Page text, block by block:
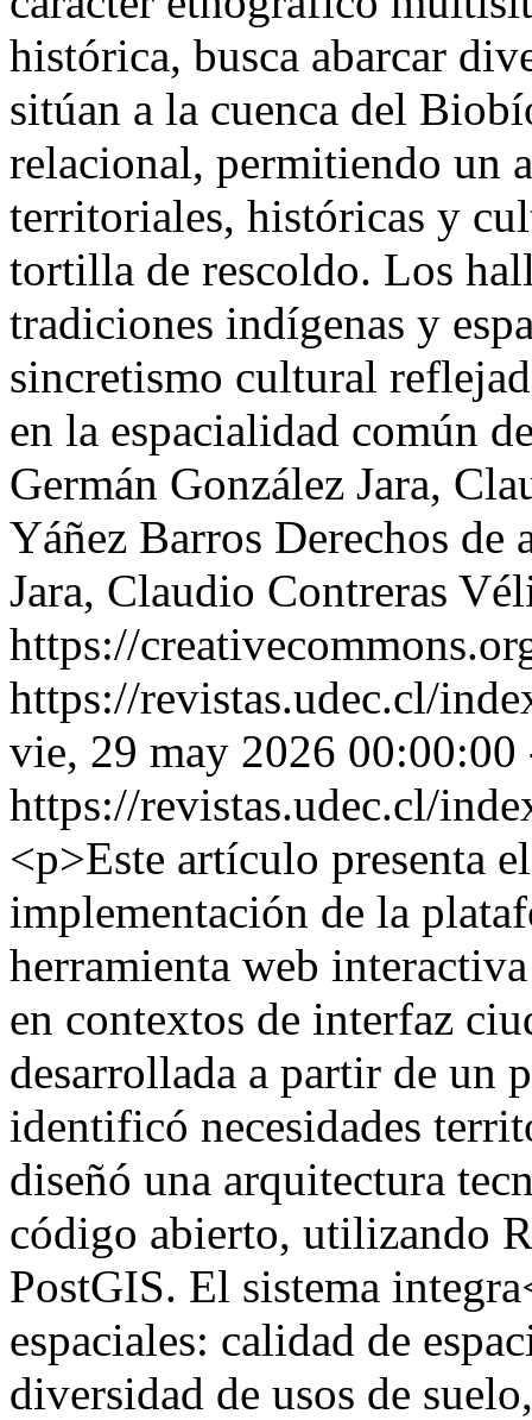
histórica, busca abarcar
sitúan a la cuenca del
relacional, permitiendo un
territoriales, históricas y
tortilla de rescoldo. Los
tradiciones indígenas y
sincretismo cultural
en la espacialidad común
Germán González Jara,
Yáñez Barros Derechos de
Jara, Claudio Contreras
https://
https://revistas.udec.cl/
vie, 29 may 2026 00:00:00
https://revistas.udec.cl/
<p>Este artículo presenta
implementación de la
herramienta web
en contextos de interfaz
desarrollada a partir de un
identificó necesidades
diseñó una arquitectura
código abierto, utilizando
PostGIS. El sistema
espaciales: calidad de
diversidad de usos de